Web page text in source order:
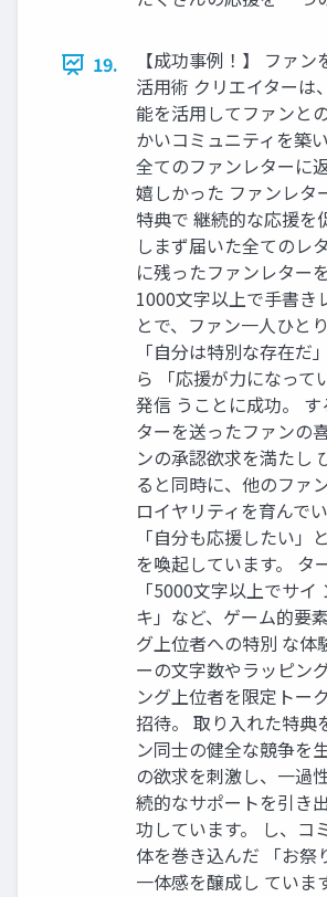
19.
【成功事例！】 ファン
活用術 クリエイターは
能を活用してファンと
かいコミュニティを築
全てのファンレターに
嬉しかった ファンレタ
特典で 継続的な応援を
しまず届いた全てのレ
に残ったファンレター
1000文字以上で手書き
とで、ファン一人ひと
「自分は特別な存在だ
ら 「応援が力になって
発信 うことに成功。
ターを送ったファンの
ンの承認欲求を満たし
ると同時に、他のファ
ロイヤリティを育んで
「自分も応援したい」
を喚起しています。 タ
「5000文字以上でサイ
キ」など、ゲーム的要
グ上位者への特別 な体
ーの文字数やラッピン
ング上位者を限定トー
招待。 取り入れた特典
ン同士の健全な競争を
の欲求を刺激し、一過
続的なサポートを引き
功しています。 し、コ
体を巻き込んだ 「お祭
一体感を醸成し ていま